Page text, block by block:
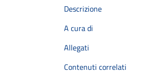
Descrizione
A cura di
Allegati
Contenuti correlati